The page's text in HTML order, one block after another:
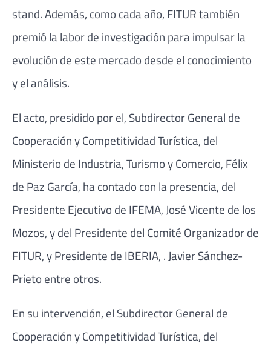
stand. Además, como cada año, FITUR también
premió la labor de investigación para impulsar la
evolución de este mercado desde el conocimiento
y el análisis.
El acto, presidido por el, Subdirector General de
Cooperación y Competitividad Turística, del
Ministerio de Industria, Turismo y Comercio, Félix
de Paz García, ha contado con la presencia, del
Presidente Ejecutivo de IFEMA, José Vicente de los
Mozos, y del Presidente del Comité Organizador de
FITUR, y Presidente de IBERIA, . Javier Sánchez-
Prieto entre otros.
En su intervención, el Subdirector General de
Cooperación y Competitividad Turística, del